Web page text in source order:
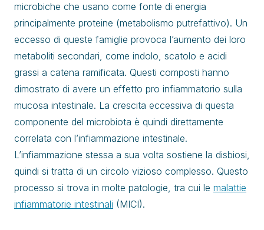
microbiche che usano come fonte di energia
principalmente proteine (metabolismo putrefattivo). Un
eccesso di queste famiglie provoca l’aumento dei loro
metaboliti secondari, come indolo, scatolo e acidi
grassi a catena ramificata. Questi composti hanno
dimostrato di avere un effetto pro infiammatorio sulla
mucosa intestinale. La crescita eccessiva di questa
componente del microbiota è quindi direttamente
correlata con l’infiammazione intestinale.
L’infiammazione stessa a sua volta sostiene la disbiosi,
quindi si tratta di un circolo vizioso complesso. Questo
processo si trova in molte patologie, tra cui le malattie
infiammatorie intestinali (MICI).